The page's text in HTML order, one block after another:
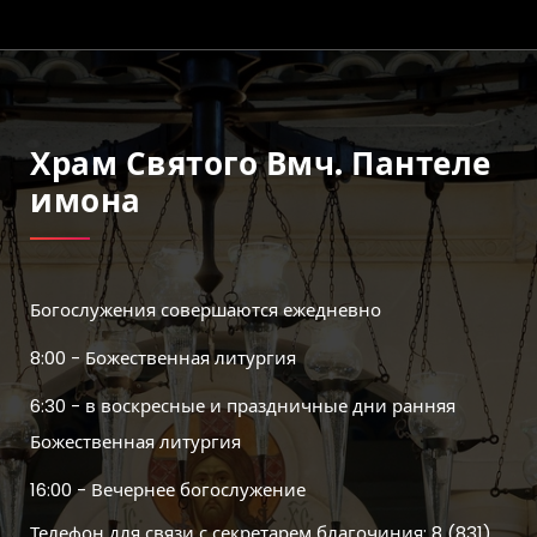
Храм Святого Вмч. Пантеле
Имона
Богослужения совершаются ежедневно
8:00 - Божественная литургия
6:30 - в воскресные и праздничные дни ранняя
Божественная литургия
16:00 - Вечернее богослужение